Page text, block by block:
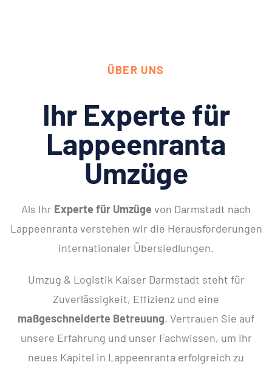
ÜBER UNS
Ihr Experte für
Lappeenranta
Umzüge
Als Ihr Experte für Umzüge von Darmstadt nach
Lappeenranta verstehen wir die Herausforderungen
internationaler Übersiedlungen.
Umzug & Logistik Kaiser Darmstadt steht für
Zuverlässigkeit, Effizienz und eine
maßgeschneiderte Betreuung. Vertrauen Sie auf
unsere Erfahrung und unser Fachwissen, um Ihr
neues Kapitel in Lappeenranta erfolgreich zu